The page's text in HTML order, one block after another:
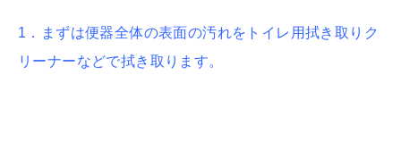
1．まずは便器全体の表面の汚れをトイレ用拭き取りク
リーナーなどで拭き取ります。